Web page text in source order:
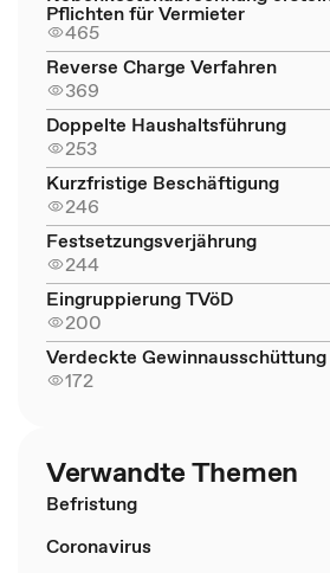
Pflichten für Vermieter
465
Reverse Charge Verfahren
369
Doppelte Haushaltsführung
253
Kurzfristige Beschäftigung
246
Festsetzungsverjährung
244
Eingruppierung TVöD
200
Verdeckte
172
Verwandte Themen
Befristung
Coronavirus